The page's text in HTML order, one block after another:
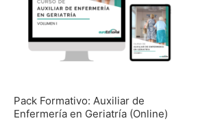
Pack Formativo: Auxiliar de
Enfermería en Geriatría (Online)